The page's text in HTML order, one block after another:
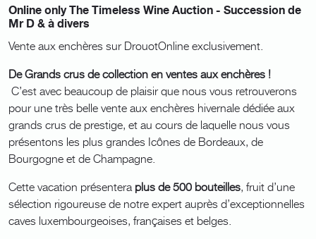
Online only The Timeless Wine Auction - Succession de
Mr D & à divers
Vente aux enchères sur DrouotOnline exclusivement.
De Grands crus de collection en ventes aux enchères !
C’est avec beaucoup de plaisir que nous vous retrouverons
pour une très belle vente aux enchères hivernale dédiée aux
grands crus de prestige, et au cours de laquelle nous vous
présentons les plus grandes Icônes de Bordeaux, de
Bourgogne et de Champagne.
Cette vacation présenteraplus de 500 bouteilles, fruit d’une
sélection rigoureuse de notre expert auprès d’exceptionnelles
caves luxembourgeoises, françaises et belges.